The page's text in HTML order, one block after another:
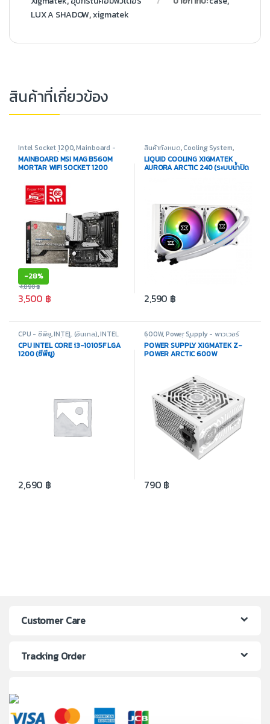
LUX A SHADOW,xigmatek
สินค้าที่เกี่ยวข้อง
Intel Socket 1200,Mainboard -
เมนบอร์ด ,สินค้าทั้งหมด,อุปกรณ์
คอมพิวเตอร์
MAINBOARD MSI MAG B560M
MORTAR WIFI SOCKET 1200
-28%
3,500 ฿
4,890฿
สินค้าทั้งหมด,Cooling System,
Liquid Cooling,ชุดน้ำปิด 2 ตอน
LIQUID COOLING XIGMATEK
AURORA ARCTIC 240 (ระบบน้ำปิด
2,590 ฿
CPU - ซีพียู,INTEL (อินเทล),INTEL
LGA 1200,สินค้าทั้งหมด,อุปกรณ์
คอมพิวเตอร์
CPU INTEL CORE i3-10105F LGA
1200 (ซีพียู)
2,690 ฿
600W,Power Supply - พาวเวอร์
ซัพพลาย สินค้าทั้งหมด
POWER SUPPLY XIGMATEK Z-
POWER ARCTIC 600W
790 ฿
Customer Care
Tracking Order